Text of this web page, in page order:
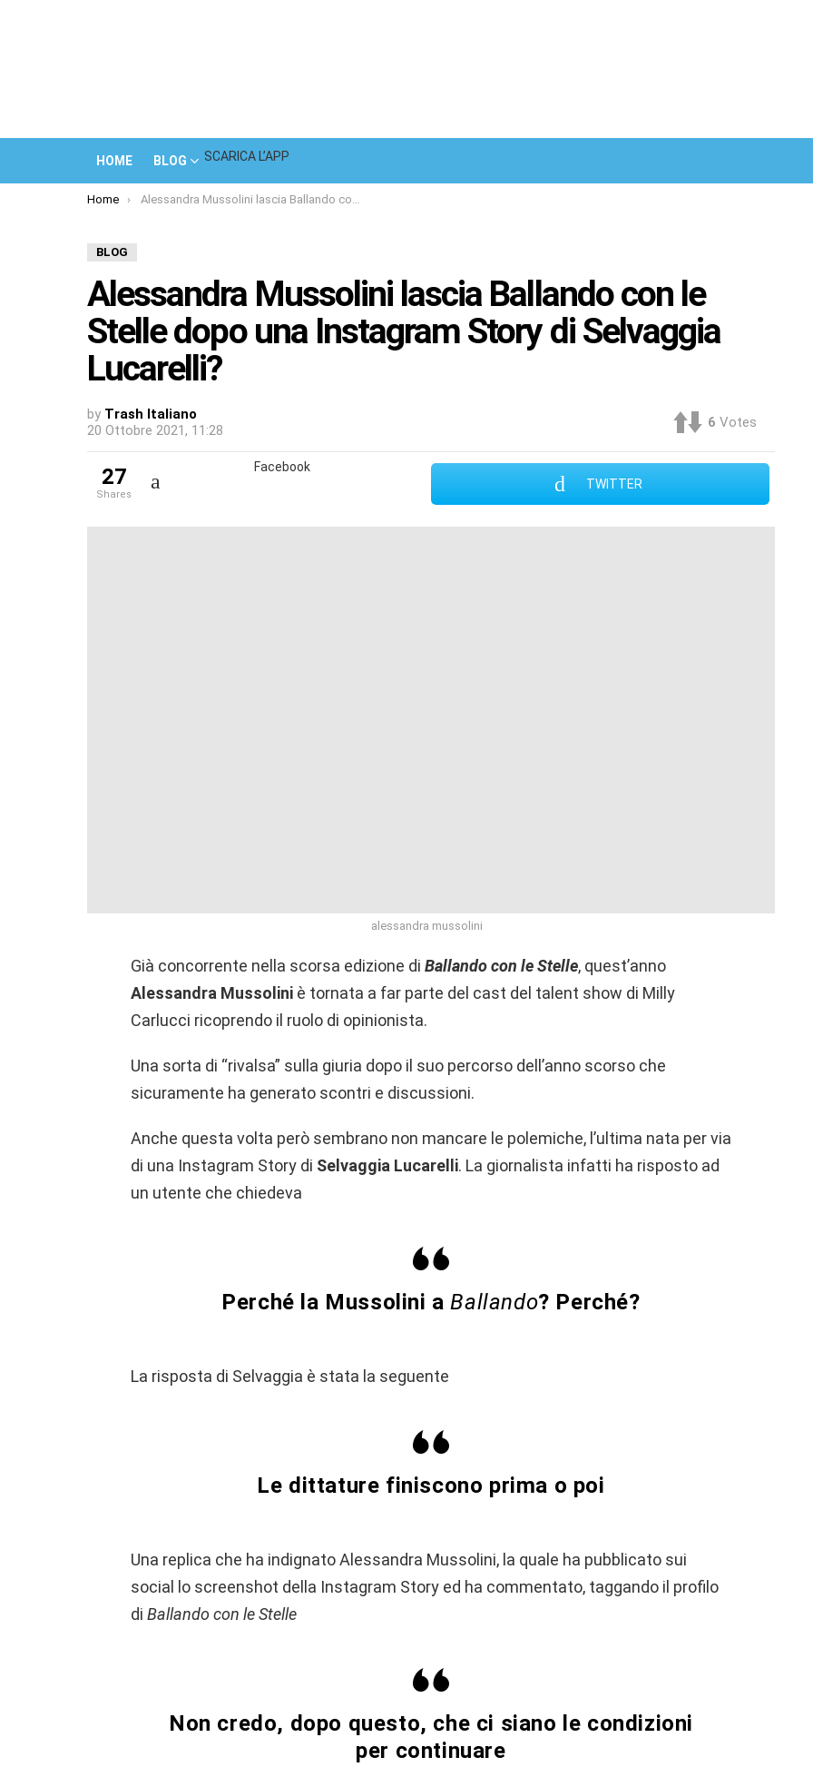
HOME BLOG SCARICA L’APP
You are here:
Home Alessandra Mussolini lascia Ballando con le Stelle dopo una Instagram Story di Selvaggia Lucarelli?
BLOG
Alessandra Mussolini lascia Ballando con le
Stelle dopo una Instagram Story di Selvaggia
Lucarelli?
by Trash Italiano
20 Ottobre 2021, 11:28
6 Votes
27
shares
Facebook
TWITTER
alessandra mussolini
Già concorrente nella scorsa edizione di Ballando con le Stelle, quest’anno
Alessandra Mussolini è tornata a far parte del cast del talent show di Milly
Carlucci ricoprendo il ruolo di opinionista.
Una sorta di “rivalsa” sulla giuria dopo il suo percorso dell’anno scorso che
sicuramente ha generato scontri e discussioni.
Anche questa volta però sembrano non mancare le polemiche, l’ultima nata per via
di una Instagram Story di Selvaggia Lucarelli. La giornalista infatti ha risposto ad
un utente che chiedeva
Perché la Mussolini aBallando? Perché?
La risposta di Selvaggia è stata la seguente
Le dittature finiscono prima o poi
Una replica che ha indignato Alessandra Mussolini, la quale ha pubblicato sui
social lo screenshot della Instagram Story ed ha commentato, taggando il profilo
di Ballando con le Stelle
Non credo, dopo questo, che ci siano le condizioni
per continuare